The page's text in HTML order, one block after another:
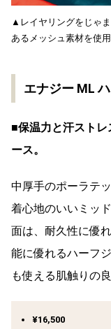
▲レイヤリングをじゃ
あるメッシュ素材を使用
エナジー ML
■保温力と汗スト
ース。
中厚手のポーラテ
着心地のいいミッ
面は、耐久性に優
能に優れるハーフ
も使える肌触りの
¥16,500